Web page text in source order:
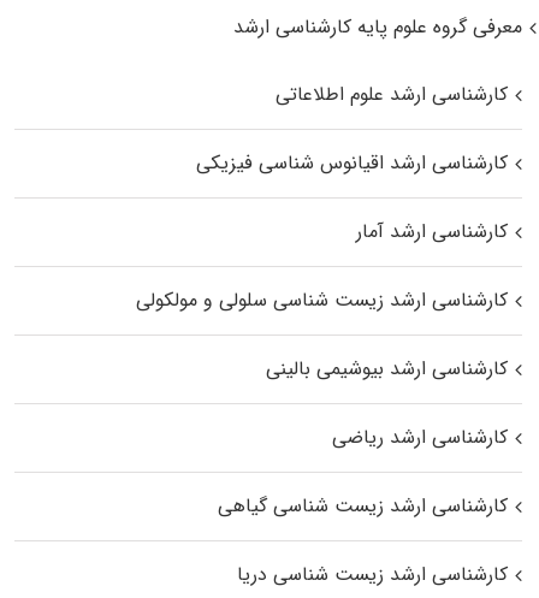
معرفی گروه علوم پایه کارشناسی ارشد
کارشناسی ارشد علوم اطلاعاتی
کارشناسی ارشد اقیانوس‌ شناسی فیزیکی
کارشناسی ارشد آمار
کارشناسی ارشد زیست شناسی سلولی و مولکولی
کارشناسی ارشد بیوشیمی بالینی
کارشناسی ارشد ریاضی
کارشناسی ارشد زیست‌ شناسی گیاهی
کارشناسی ارشد زیست‌ شناسی دریا